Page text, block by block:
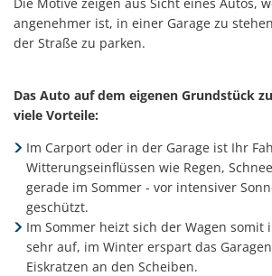
angenehmer ist, in einer Garage zu
der Straße zu parken.
Das Auto auf dem eigenen Grundstück
viele Vorteile:
Im Carport oder in der Garage ist Ihr
Witterungseinflüssen wie Regen,
gerade im Sommer - vor intensiver
geschützt.
Im Sommer heizt sich der Wagen somit
sehr auf, im Winter erspart das
Eiskratzen an den Scheiben.